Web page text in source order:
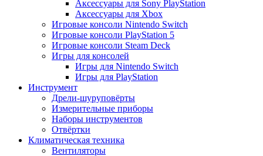
Аксессуары для Sony PlayStation
Аксессуары для Xbox
Игровые консоли Nintendo Switch
Игровые консоли PlayStation 5
Игровые консоли Steam Deck
Игры для консолей
Игры для Nintendo Switch
Игры для PlayStation
Инструмент
Дрели-шуруповёрты
Измерительные приборы
Наборы инструментов
Отвёртки
Климатическая техника
Вентиляторы